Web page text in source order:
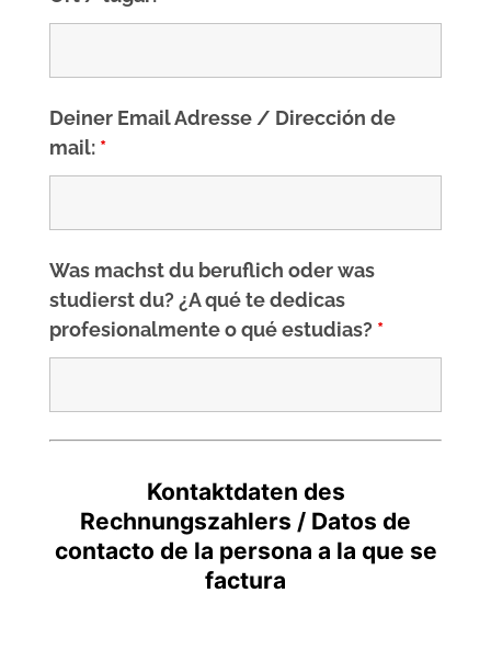
Deiner Email Adresse / Dirección de
mail: *
Was machst du beruflich oder was
studierst du? ¿A qué te dedicas
profesionalmente o qué estudias? *
Kontaktdaten des
Rechnungszahlers / Datos de
contacto de la persona a la que se
factura